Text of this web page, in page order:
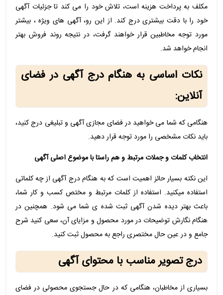
مکلف به پرداخت هزینه است، تلاش خود را می کند تا جزئیات آگهی
خود را با دقت بیشتری درج کند. از این رو، آگهی های ویژه ، بیشتر
مورد توجه مخاطبین قرار خواهند گرفت، در نتیجه روند فروش بهتر
انجام خواهد شد.
نکات اساسی به هنگام درج آگهی در فضای
آنلاین:
هنگامی که شما می خواهید در فضای مجازی آگهی و تبلیغی درج کنید،
باید نکات مشخصی را مورد توجه قرار دهید.
انتخاب کلمات و جملات مرتبط و هم راستا با موضوع اصلی آگهی
این نکته بسیار حائز اهمیت است که به هنگام درج آگهی از چه کلماتی
استفاده میکنید. استفاده از کلمات مرتبط و مختص کسب و کار شما،
باعث بهتر دیده شدن آگهی ثبت شده ی شما می شود. همچنین در
هنگام نگارش توضیحات در مورد محصول و مزایای آن، سعی کنید شرح
جامع و در عین حال مختصری راجع به محصول ثبت کنید.
درج تصویر مناسب با محتوای آگهی
بسیاری از مخاطبان، هنگامی که در حال جستجوی محصولی در فضای